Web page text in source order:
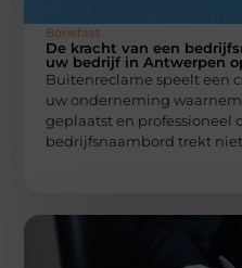
Bonefast
De kracht van een
uw bedrijf in Antwerpen
Buitenreclame speelt een
uw onderneming
geplaatst en professioneel
bedrijfsnaambord trekt niet